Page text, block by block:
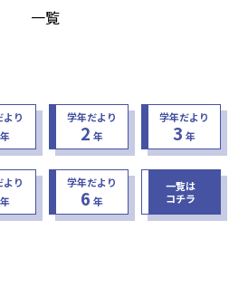
一覧
より
年
学年だより
2 年
学年だより
3 年
より
年
学年だより
6 年
一覧は
コチラ